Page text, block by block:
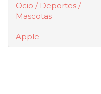
Ocio / Deportes /
Mascotas
Apple